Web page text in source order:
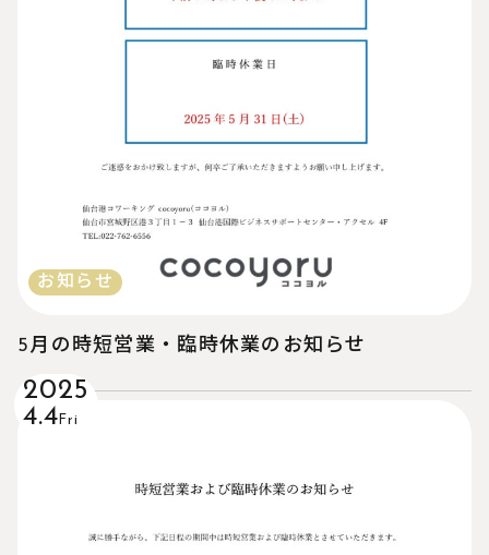
お知らせ
5月の時短営業・臨時休業のお知らせ
2025
4.4 Fri